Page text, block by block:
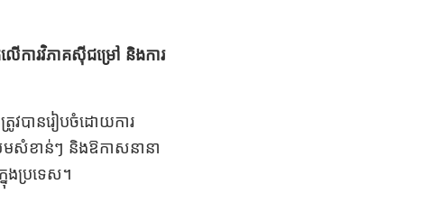
ើការវិភាគស៊ីជម្រៅ​​​​​ និងការ
វបានរៀបចំដោយការ
សំខាន់ៗ និងឱកាសនានា
ងប្រទេស។